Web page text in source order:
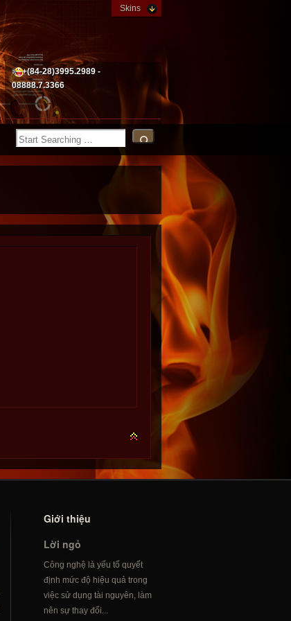
Skins
+(84-28)3995.2989 -
08888.7.3366
Giới thiệu
Lời ngỏ
Công nghệ là yếu tố quyết
định mức độ hiệu quả trong
việc sử dụng tài nguyên, làm
nên sự thay đổi...